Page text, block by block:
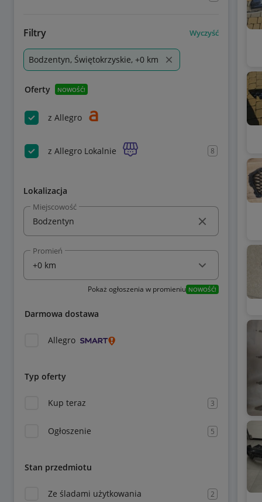
Filtry Wyczyść
Bodzentyn, Świętokrzyskie, +0 km
Oferty NOWOŚĆ!
z Allegro
z Allegro Lokalnie 8
Lokalizacja
Miejscowość
Promień
Pokaż ogłoszenia w promieniu NOWOŚĆ!
Darmowa dostawa
Allegro
Typ oferty
Kup teraz 3
Ogłoszenie 5
Stan przedmiotu
Ze śladami użytkowania 2